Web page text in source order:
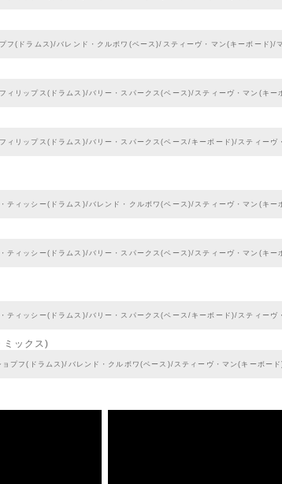
フ(ドラムス)/バレンド・クルボワ(ベース)/スティーヴ・マン(キーボード)/
リップス(ドラムス)/バリー・スパークス(ベース)/スティーヴ・マン(キー
リップス(ドラムス)/バリー・スパークス(ベース/キーボード)/スティーヴ
ィッシー(ドラムス)/バレンド・クルボワ(ベース)/スティーヴ・マン(キー
ィッシー(ドラムス)/バリー・スパークス(ベース)/スティーヴ・マン(キー
ティッシー(ドラムス)/バリー・スパークス(ベース/キーボード)/スティー
ミックス)
プフ(ドラムス)/バレンド・クルボワ(ベース)/スティーヴ・マン(キーボード